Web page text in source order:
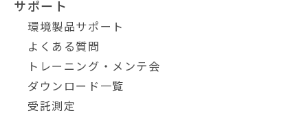
サポート
環境製品サポート
よくある質問
トレーニング・メンテ会
ダウンロード一覧
受託測定